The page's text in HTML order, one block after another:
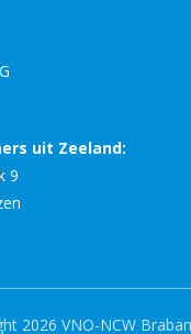
uit Zeeland:
9
2026 VNO-NCW